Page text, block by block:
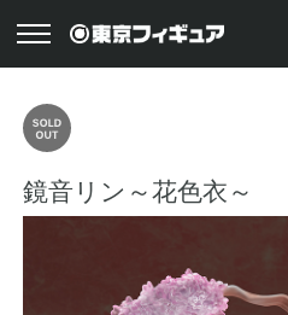
鏡音リン～花色衣～